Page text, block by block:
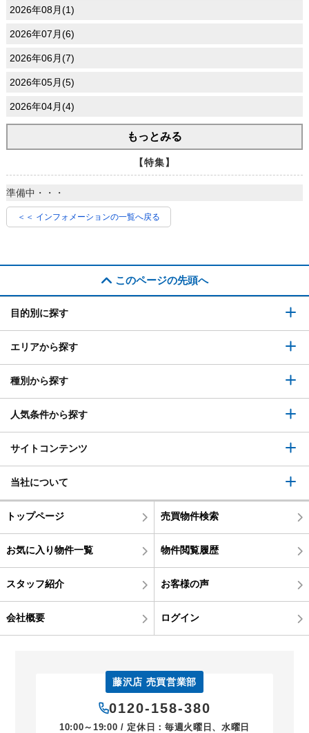
2026年08月(1)
2026年07月(6)
2026年06月(7)
2026年05月(5)
2026年04月(4)
もっとみる
【特集】
準備中・・・
＜＜ インフォメーションの一覧へ戻る
このページの先頭へ
目的別に探す
エリアから探す
種別から探す
人気条件から探す
サイトコンテンツ
当社について
トップページ 売買物件検索
お気に入り物件一覧 物件閲覧履歴
スタッフ紹介 お客様の声
会社概要 ログイン
藤沢店 売買営業部
0120-158-380
10:00～19:00 / 定休日：毎週火曜日、水曜日